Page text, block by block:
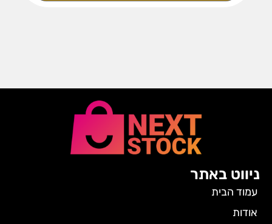
ניווט באתר
עמוד הבית
אודות